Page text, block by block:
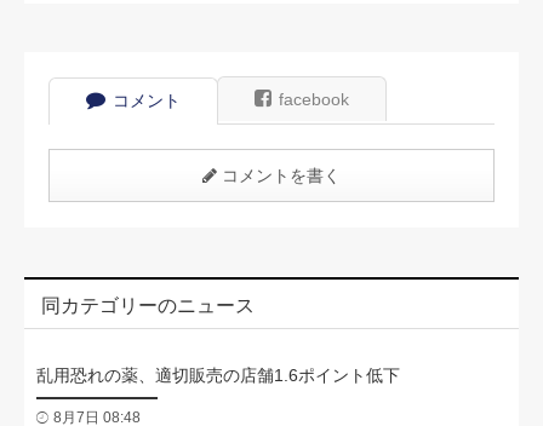
コメント facebook
コメントを書く
同カテゴリーのニュース
乱用恐れの薬、適切販売の店舗1.6ポイント低下
8月7日 08:48